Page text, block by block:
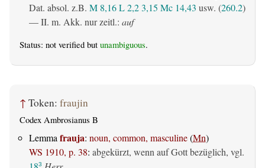
Dat. absol. z.B. M 8,16L 2,23,15 Mc 14,43 usw. (260.2)
— II. m. Akk. nur zeitl.: auf
Status: not verified but unambiguous.
↑ Token: fraujin
Codex Ambrosianus B
Lemmafrauja: noun, common, masculine(Mn)
WS 1910, p. 38: abgekürzt, wenn auf Gott bezüglich, vgl.
3